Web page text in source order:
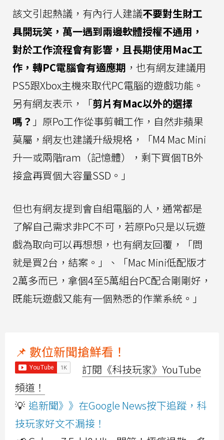
該文引起熱議，有內行人建議不要對生財工
具開玩笑，萬一遇到兩邊軟體授權不通用，
對於工作流程會有影響，且長期使用Mac工
作，轉PC電腦會有適應期 ，也有網友建議用
PS5跟Xbox主機來取代PC電腦的遊戲功能。
另有網友表示，「剪片有Mac以外的選擇
嗎？ 」原Po工作從事剪輯工作，自然非蘋果
莫屬，網友也建議升級規格，「M4 Mac Mini
升一或兩階ram（記憶體），剩下買個TB外
接盒再買個大容量SSD。」
但也有網友提到會自組電腦的人，通常都是
了解自己需求非PC不可，若原Po只是以玩遊
戲為取向可以再想想，也有網友回覆，「問
就是買2台，結案。」、「Mac Mini低配版才
2萬多而已，拿個4至5萬組台PC配合剛剛好，
既能玩遊戲又能有一個熟悉的作業系統。」
📌 數位新聞搶鮮看！
訂閱《科技玩家》YouTube
頻道！
💡 追新聞》》在Google News按下追蹤，科
技玩家好文不漏接！